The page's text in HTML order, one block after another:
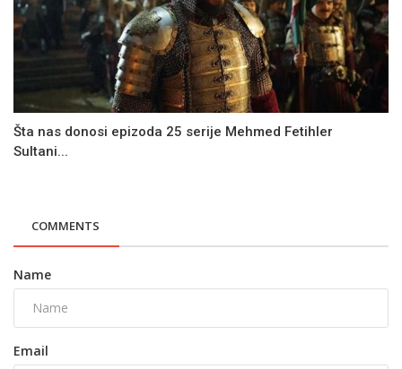
Šta nas donosi epizoda 25 serije Mehmed Fetihler
Sultani...
COMMENTS
Name
Email